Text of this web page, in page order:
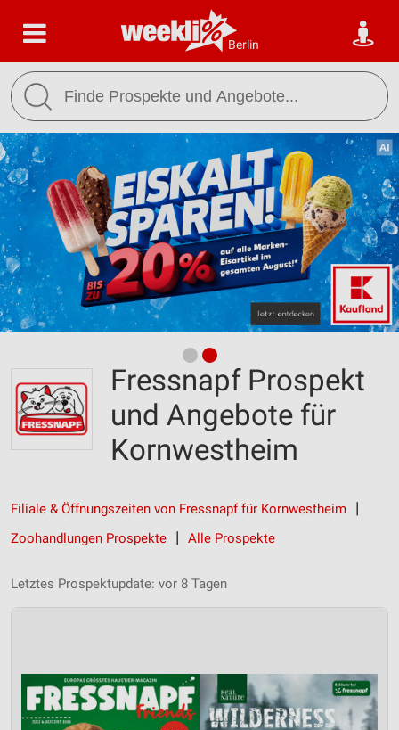
Berlin
Fressnapf Prospekt
und Angebote für
Kornwestheim
Filiale & Öffnungszeiten von Fressnapf für Kornwestheim
Zoohandlungen Prospekte
Alle Prospekte
Letztes Prospektupdate: vor 8 Tagen